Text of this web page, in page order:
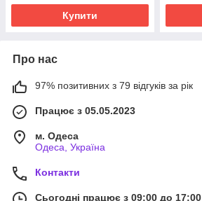
Купити
Про нас
97% позитивних з 79 відгуків за рік
Працює з 05.05.2023
м. Одеса
Одеса, Україна
Контакти
Сьогодні працює з 09:00 до 17:00